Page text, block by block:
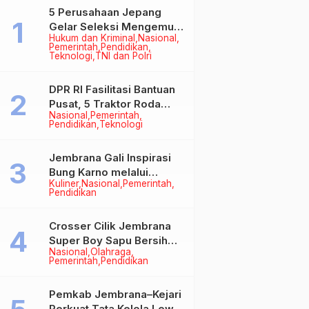
Hukum dan Kriminal
Nasional
Pemerintah Pendidikan
Teknologi TNI dan Polri
5 Perusahaan Jepang
Gelar Seleksi Mengemudi
di Jembrana, Buka
Peluang Kerja bagi Calon
Nasional
Pemerintah
Pendidikan Teknologi
DPR RI Fasilitasi Bantuan
Pusat, 5 Traktor Roda
Empat Resmi Perkuat
Mekanisasi Pertanian
Kuliner Nasional
Pemerintah
Pendidikan
Jembrana Gali Inspirasi
Bung Karno melalui
Lomba Cipta Menu
Nasional Olahraga
Pemerintah Pendidikan
Crosser Cilik Jembrana
Super Boy Sapu Bersih
Empat Gelar Motocross
Pemkab Jembrana–Kejari